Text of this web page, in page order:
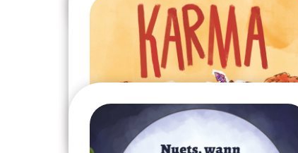
Tu rêves déjà ?
2023
De la lumière bleue
partout… ?!